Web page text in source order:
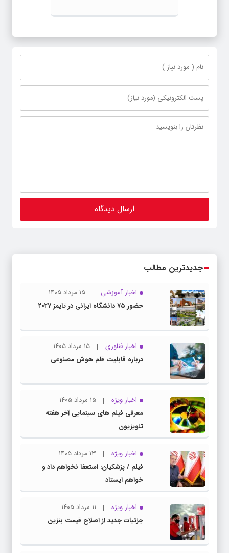
جدیدترین مطالب
اخبار آموزشی
۱۵ مرداد ۱۴۰۵
حضور ۷۵ دانشگاه ایرانی در تایمز ۲۰۲۷
اخبار فناوری
۱۵ مرداد ۱۴۰۵
درباره قابلیت قلم هوش مصنوعی
اخبار ویژه
۱۵ مرداد ۱۴۰۵
معرفی فیلم های سینمایی آخر هفته
تلویزیون
اخبار ویژه
۱۳ مرداد ۱۴۰۵
فیلم / پزشکیان: استعفا نخواهم داد و
خواهم ایستاد
اخبار ویژه
۱۱ مرداد ۱۴۰۵
جزئیات جدید از اصلاح قیمت بنزین